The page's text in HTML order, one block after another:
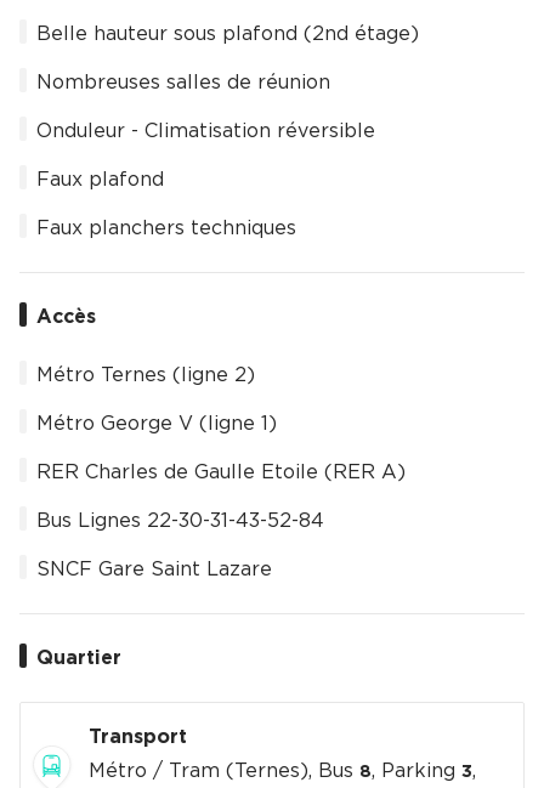
Belle hauteur sous plafond (2nd étage)
Nombreuses salles de réunion
Onduleur - Climatisation réversible
Faux plafond
Faux planchers techniques
Accès
Métro Ternes (ligne 2)
Métro George V (ligne 1)
RER Charles de Gaulle Etoile (RER A)
Bus Lignes 22-30-31-43-52-84
SNCF Gare Saint Lazare
Quartier
Transport
Métro / Tram (Ternes), Bus 8, Parking 3,